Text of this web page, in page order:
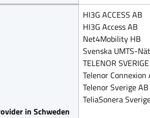
in Schweden
HI3G ACCESS AB
HI3G Access AB
Net4Mobility HB
Svenska UMTS-
TELENOR
Telenor Connexion
Telenor Sverige AB
TeliaSonera